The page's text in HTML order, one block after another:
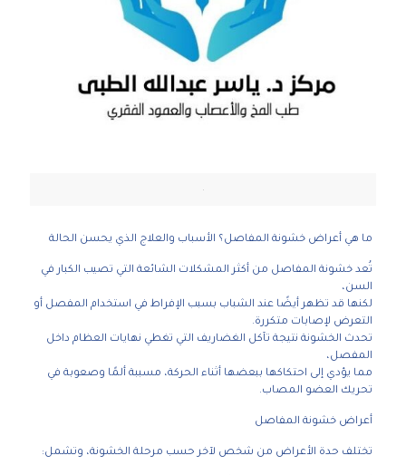
.
ما هي أعراض خشونة المفاصل؟ الأسباب والعلاج الذي يحسن الحالة
تُعد خشونة المفاصل من أكثر المشكلات الشائعة التي تصيب الكبار في
السن،
لكنها قد تظهر أيضًا عند الشباب بسبب الإفراط في استخدام المفصل أو
التعرض لإصابات متكررة.
تحدث الخشونة نتيجة تآكل الغضاريف التي تغطي نهايات العظام داخل
المفصل،
مما يؤدي إلى احتكاكها ببعضها أثناء الحركة، مسببة ألمًا وصعوبة في
تحريك العضو المصاب.
أعراض خشونة المفاصل
تختلف حدة الأعراض من شخص لآخر حسب مرحلة الخشونة، وتشمل: